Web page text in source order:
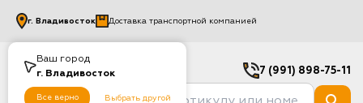
Ваш город
г. Владивосток
Все верно Выбрать другой
г. Владивосток Доставка транспортной компанией
7 (991) 898-75-11